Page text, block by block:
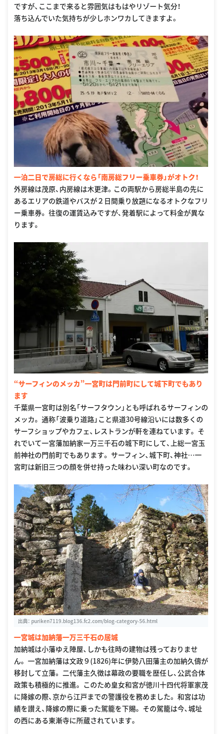
ですが、ここまで来ると雰囲気はもはやリゾート気分！
落ち込んでいた気持ちが少しホンワカしてきますよ。
一泊二日で房総に行くなら「南房総フリー乗車券」がオトク！
外房線は茂原、内房線は木更津。この両駅から房総半島の先に
あるエリアの鉄道やバスが２日間乗り放題になるオトクなフリ
ー乗車券。 往復の運賃込みですが、発着駅によって料金が異な
ります。
“サーフィンのメッカ”一宮町は門前町にして城下町でもあり
ます
千葉県一宮町は別名「サーフタウン」とも呼ばれるサーフィンの
メッカ。 通称「波乗り道路」こと県道30号線沿いには数多くの
サーフショップやカフェ、レストランが軒を連ねています。 そ
れでいて一宮藩加納家一万三千石の城下町にして、上総一宮玉
前神社の門前町でもあります。 サーフィン、城下町、神社…一
宮町は新旧三つの顔を併せ持った味わい深い町なのです。
出典： puriken7119.blog136.fc2.com/blog-category-56.html
一宮城は加納藩一万三千石の居城
加納城は小藩ゆえ陣屋、しかも往時の建物は残っておりませ
ん。 一宮加納藩は文政９(1826)年に伊勢八田藩主の加納久儔が
移封して立藩。 二代藩主久徴は幕政の要職を歴任し、公武合体
政策も積極的に推進。 このため皇女和宮が徳川十四代将軍家茂
に降嫁の際、京から江戸までの警護役を務めました。 和宮は功
績を讃え、降嫁の際に乗った駕籠を下賜。 その駕籠は今、城址
の西にある東漸寺に所蔵されています。